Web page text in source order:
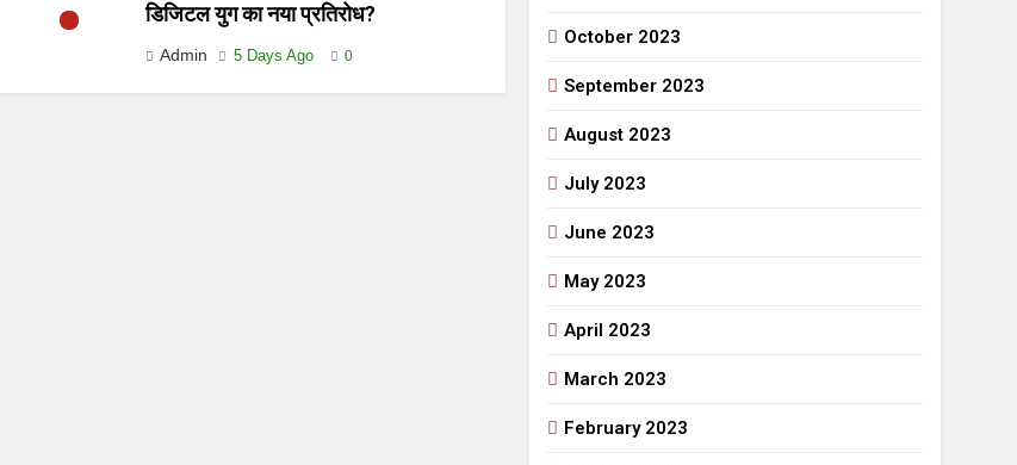
डिजिटल युग का नया प्रतिरोध?
Admin 5 Days Ago 0
October 2023
September 2023
August 2023
July 2023
June 2023
May 2023
April 2023
March 2023
February 2023